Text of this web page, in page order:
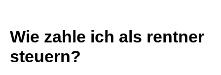
Wie zahle ich als rentner
steuern?